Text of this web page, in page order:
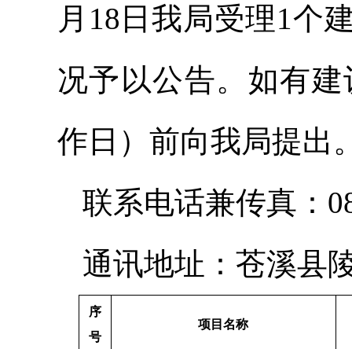
月18日我局受理1个
况予以公告。如有
作日）前向我局提出
联系电话兼传真：
通讯地址：苍溪县
序
号
项目名称